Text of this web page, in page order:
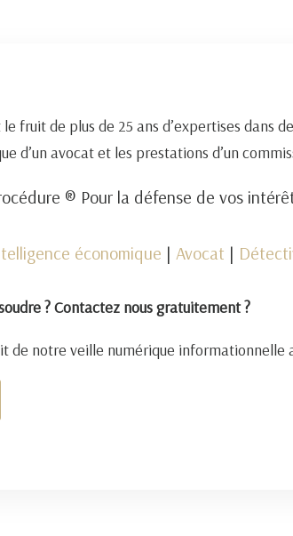
fruit de plus de 25 ans d’expertises dans
d’un avocat et les prestations d’un
® Pour la défense de vos
économique | Avocat |
? Contactez nous gratuitement ?
de notre veille numérique